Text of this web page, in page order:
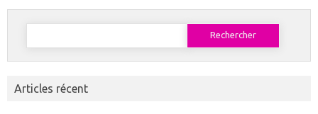
Rechercher :
Articles récent